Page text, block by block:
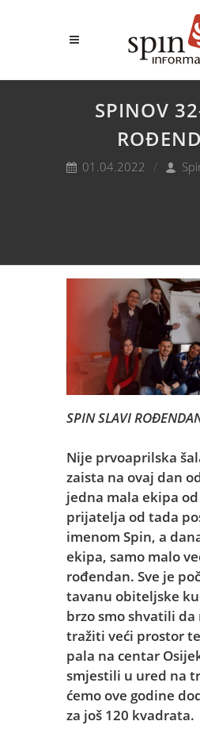
SPINOV
01.04.2022
SPIN SLAVI
Nije prvoaprilska
zaista na ovaj dan
jedna mala ekipa
prijatelja od tada
imenom Spin, a
ekipa, samo malo
rođendan. Sve je
tavanu obiteljske
brzo smo shvatili da
tražiti veći prostor
pala na centar
smjestili u ured na
ćemo ove godine
za još 120 kvadrata.